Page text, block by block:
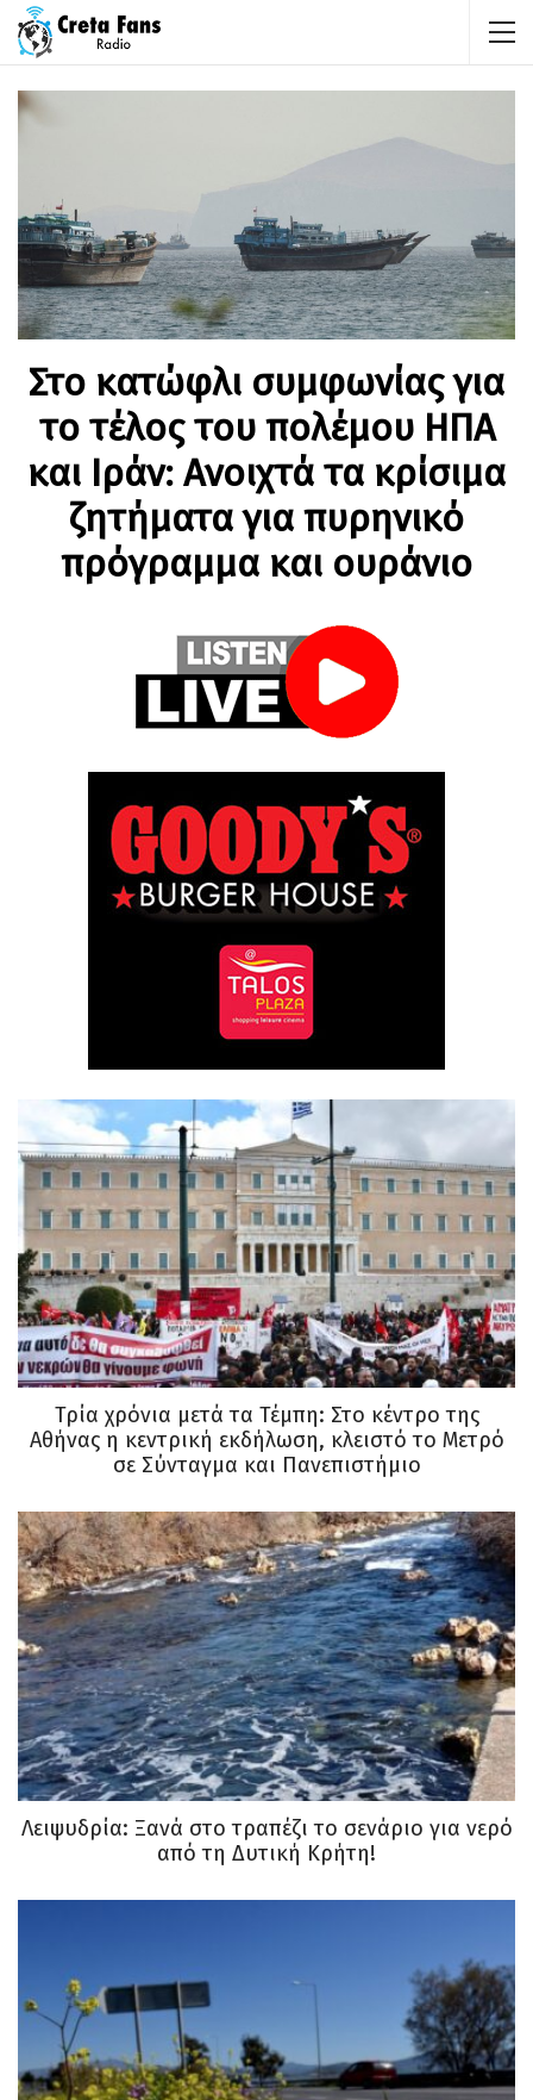
Στο κατώφλι συμφωνίας για
το τέλος του πολέμου ΗΠΑ
και Ιράν: Ανοιχτά τα κρίσιμα
ζητήματα για πυρηνικό
πρόγραμμα και ουράνιο
Τρία χρόνια μετά τα Τέμπη: Στο κέντρο της
Αθήνας η κεντρική εκδήλωση, κλειστό το Μετρό
σε Σύνταγμα και Πανεπιστήμιο
Λειψυδρία: Ξανά στο τραπέζι το σενάριο για νερό
από τη Δυτική Κρήτη!